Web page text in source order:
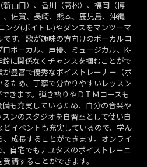
新山口）、香川（高松）、福岡（博
佐賀、長崎、熊本、鹿児島、沖縄
ング(ボイトレ)やダンスをマンツーマ
す。歌が趣味の方向けのボーカルコ
ボーカル、声優、ミュージカル、K-
に関係なくチャンスを掴むことがで
豊富で優秀なボイストレーナー（ボ
ため、丁寧で分かりやすいレッスン
きます。弾き語りやＤＴＭコースも
も充実しているため、自分の音楽や
ンのスタジオを自習室として使い自
イベントも充実しているので、学ん
成長することができます。オンライ
自宅でもナユタスのボイストレーニ
講することができます。